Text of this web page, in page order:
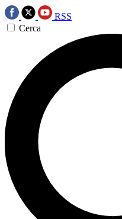
RSS
Cerca